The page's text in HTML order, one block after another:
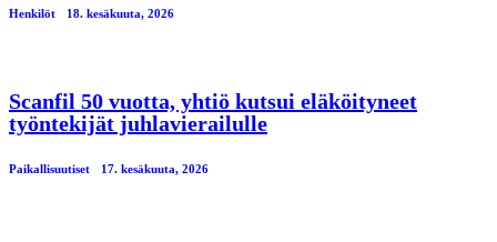
Henkilöt 18. kesäkuuta, 2026
Scanfil 50 vuotta, yhtiö kutsui eläköityneet
työntekijät juhlavierailulle
Paikallisuutiset 17. kesäkuuta, 2026